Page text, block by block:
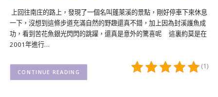
上回往南庄的路上，發現了一個名叫蓬萊溪的景點，剛好停車下來休息
一下，沒想到這條步道充滿自然的野趣還真不錯，加上因為封溪護魚成
功，看到苦花魚銀光閃閃的跳躍，還真是意外的驚喜呢 這裏約莫是在
2001年進行…
(1)
CONTINUE READING